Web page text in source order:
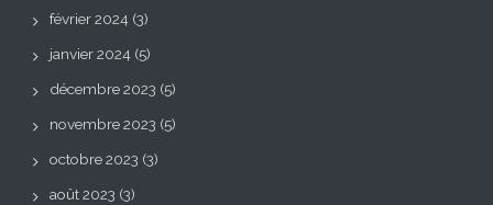
février 2024 (3)
janvier 2024 (5)
décembre 2023 (5)
novembre 2023 (5)
octobre 2023 (3)
août 2023 (3)